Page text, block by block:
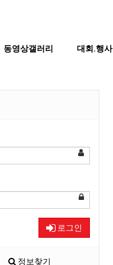
동영상갤러리 대회.행사
로그인
정보찾기